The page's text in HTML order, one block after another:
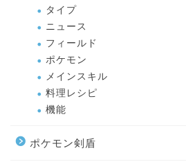
タイプ
ニュース
フィールド
ポケモン
メインスキル
料理レシピ
機能
ポケモン剣盾